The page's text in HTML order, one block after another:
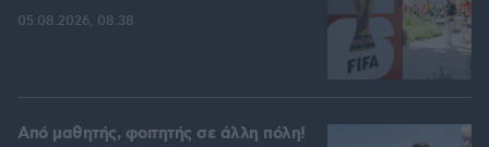
05.08.2026, 08:38
Από μαθητής, φοιτητής σε άλλη πόλη!